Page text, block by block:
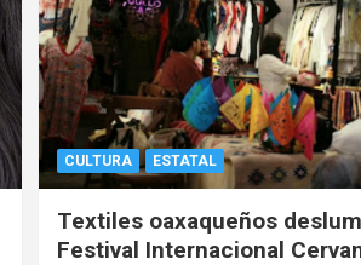
CULTURA ESTATAL
Textiles oaxaqueños
Festival Internacional